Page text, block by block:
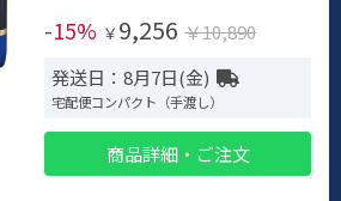
-15% ￥ 9,256 ￥10,890
発送日：8月7日(金)
宅配便コンパクト（手渡し）
商品詳細・ご注文